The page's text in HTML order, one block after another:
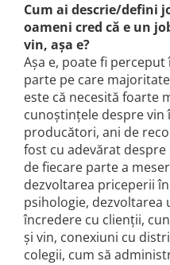
Crama Petro VASELO
Nea FLORICĂ
Vinuri din GRECIA
Crama BUDUREASCA
Domeniile FRANCO-ROMÂNE
Cum ai descrie/defini
oameni cred că e un
vin, așa e?
Așa e, poate fi
parte pe care
este că necesită foarte
cunoștințele despre vin
producători, ani de
fost cu adevărat
de fiecare parte a
dezvoltarea priceperii
psihologie, dezvoltarea
încredere cu clienții,
și vin, conexiuni cu
colegii, cum să